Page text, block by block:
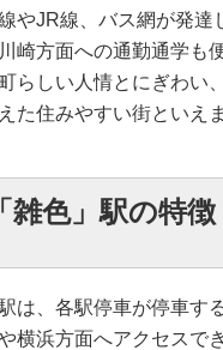
やJR線、バス網が発達
崎方面への通勤通学も
らしい人情とにぎわい
た住みやすい街といえ
雑色」駅の特徴
は、各駅停車が停車す
横浜方面へアクセスで